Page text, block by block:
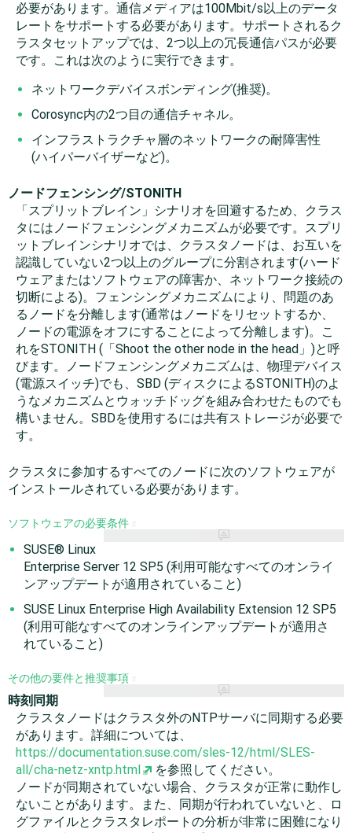
必要があります。通信メディアは100Mbit/s以上のデータ
レートをサポートする必要があります。サポートされるク
ラスタセットアップでは、2つ以上の冗長通信パスが必要
です。これは次のように実行できます。
ネットワークデバイスボンディング(推奨)。
Corosync内の2つ目の通信チャネル。
インフラストラクチャ層のネットワークの耐障害性
(ハイパーバイザーなど)。
ノードフェンシング/STONITH
「スプリットブレイン 」 シナリオを回避するため、クラス
タにはノードフェンシングメカニズムが必要です。スプリ
ットブレインシナリオでは、クラスタノードは、お互いを
認識していない2つ以上のグループに分割されます(ハード
ウェアまたはソフトウェアの障害か、ネットワーク接続の
切断による)。フェンシングメカニズムにより、問題のあ
るノードを分離します(通常はノードをリセットするか、
ノードの電源をオフにすることによって分離します)。こ
れをSTONITH ( 「Shoot the other node in the head 」 )と呼
びます。ノードフェンシングメカニズムは、物理デバイス
(電源スイッチ)でも、SBD (ディスクによるSTONITH)のよ
うなメカニズムとウォッチドッグを組み合わせたものでも
構いません。SBDを使用するには共有ストレージが必要で
す。
クラスタに参加するすべてのノードに次のソフトウェアが
インストールされている必要があります。
ソフトウェアの必要条件
SUSE® Linux
Enterprise Server 12 SP5 (利用可能なすべてのオンライ
ンアップデートが適用されていること)
SUSE Linux Enterprise High Availability Extension 12 SP5
(利用可能なすべてのオンラインアップデートが適用さ
れていること)
その他の要件と推奨事項
時刻同期
クラスタノードはクラスタ外のNTPサーバに同期する必要
があります。詳細については、
https://documentation.suse.com/sles-12/html/SLES-
all/cha-netz-xntp.html
を参照してください。
ノードが同期されていない場合、クラスタが正常に動作し
ないことがあります。また、同期が行われていないと、ロ
グファイルとクラスタレポートの分析が非常に困難になり